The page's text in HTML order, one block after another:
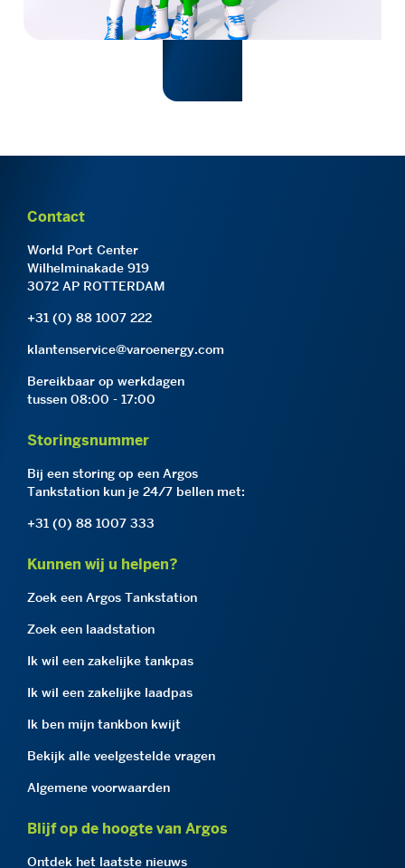
Contact
World Port Center
Wilhelminakade 919
3072 AP ROTTERDAM
+31 (0) 88 1007 222
klantenservice@varoenergy.com
Bereikbaar op werkdagen
tussen 08:00 - 17:00
Storingsnummer
Bij een storing op een Argos
Tankstation kun je 24/7 bellen met:
+31 (0) 88 1007 333
Kunnen wij u helpen?
Zoek een Argos Tankstation
Zoek een laadstation
Ik wil een zakelijke tankpas
Ik wil een zakelijke laadpas
Ik ben mijn tankbon kwijt
Bekijk alle veelgestelde vragen
Algemene voorwaarden
Blijf op de hoogte van Argos
Ontdek het laatste nieuws